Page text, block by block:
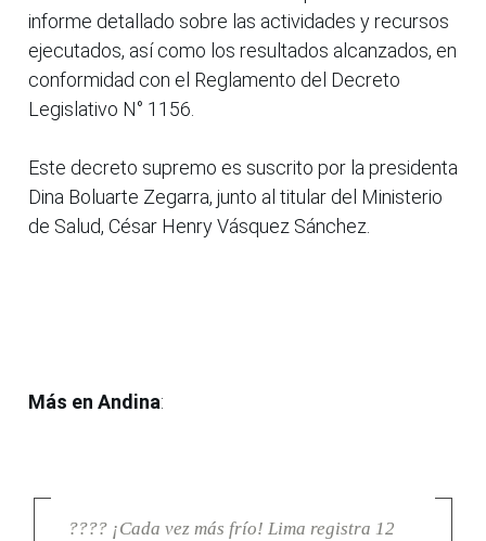
informe detallado sobre las actividades y recursos
ejecutados, así como los resultados alcanzados, en
conformidad con el Reglamento del Decreto
Legislativo N° 1156.
Este decreto supremo es suscrito por la presidenta
Dina Boluarte Zegarra, junto al titular del Ministerio
de Salud, César Henry Vásquez Sánchez.
Más en Andina:
???? ¡Cada vez más frío! Lima registra 12